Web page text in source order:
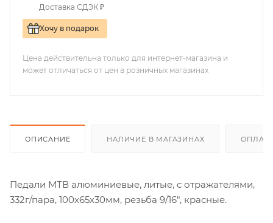
Доставка СДЭК ₽
Хочу в подарок
Цена действительна только для интернет-магазина и
может отличаться от цен в розничных магазинах
ОПИСАНИЕ НАЛИЧИЕ В МАГАЗИНАХ
Педали МТВ алюминиевые, литые, с отражателями,
332г/пара, 100х65х30мм, резьба 9/16", красные.